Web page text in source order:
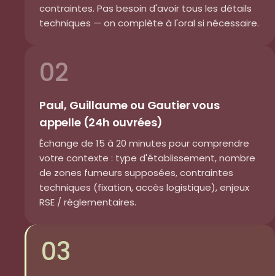
contraintes. Pas besoin d'avoir tous les détails
techniques — on complète à l'oral si nécessaire.
02
Paul, Guillaume ou Gautier vous
appelle (24h ouvrées)
Échange de 15 à 20 minutes pour comprendre
votre contexte : type d'établissement, nombre
de zones fumeurs supposées, contraintes
techniques (fixation, accès logistique), enjeux
RSE / réglementaires.
03